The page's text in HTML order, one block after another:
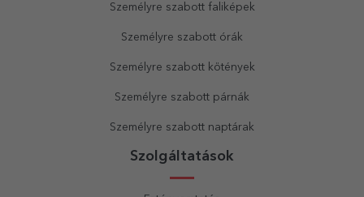
Személyre szabott faliképek
Személyre szabott órák
Személyre szabott kötények
Személyre szabott párnák
Személyre szabott naptárak
Szolgáltatások